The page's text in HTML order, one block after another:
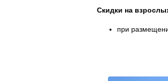
Скидки на
при